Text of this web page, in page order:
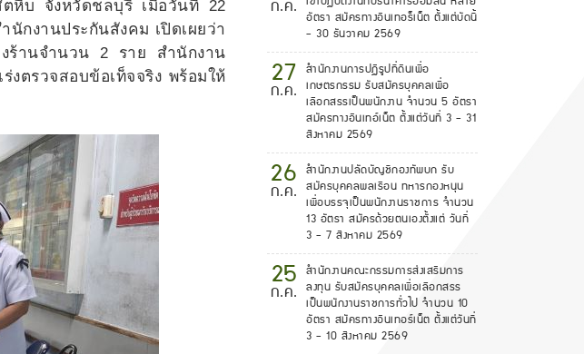
หีบ จังหวัดชลบุรี เมื่อวันที่ 22
กงานประกันสังคม เปิดเผยว่า
งร้านจำนวน 2 ราย สำนักงาน
งตรวจสอบข้อเท็จจริง พร้อมให้
ก.ค. อัตรา สมัครทางอินเทอร็เน็ต ตั้งแต่บัดนี้
- 30 ธันวาคม 2569
27
ก.ค.
สำนักงานการปฏิรูปที่ดินเพื่อ
เกษตรกรรม รับสมัครบุคคลเพื่อ
เลือกสรรเป็นพนักงาน จำนวน 5 อัตรา
สมัครทางอินเทอ์เน็ต ตั้งแต่วันที่ 3 - 31
สิงหาคม 2569
26
ก.ค.
สำนักงานปลัดบัญชีกองทัพบก รับ
สมัครบุคคลพลเรือน ทหารกองหนุน
เพื่อบรรจุเป็นพนักงานราชการ จำนวน
13 อัตรา สมัครด้วยตนเองตั้งแต่ วันที่
3 - 7 สิงหาคม 2569
25
ก.ค.
สำนักงานคณะกรรมการส่งเสริมการ
ลงทุน รับสมัครบุคคลเพื่อเลือกสรร
เป็นพนักงานราชการทั่วไป จำนวน 10
อัตรา สมัครทางอินเทอร์เน็ต ตั้งแต่วันที่
3 - 10 สิงหาคม 2569